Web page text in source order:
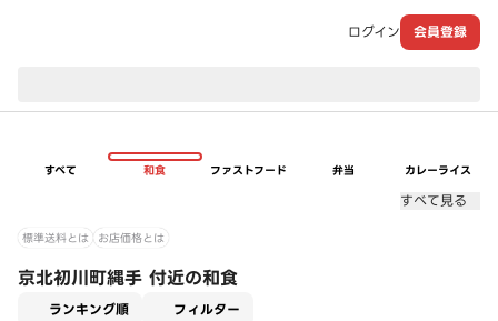
ログイン 会員登録
すべて 和食 ファストフード 弁当 カレーライス
すべて見る
標準送料とは お店価格とは
京北初川町縄手 付近の和食
ランキング順 フィルター